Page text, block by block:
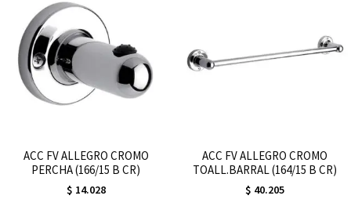
ACC FV ALLEGRO CROMO
PERCHA (166/15 B CR)
$ 14.028
ACC FV ALLEGRO CROMO
TOALL.BARRAL (164/15 B CR)
$ 40.205